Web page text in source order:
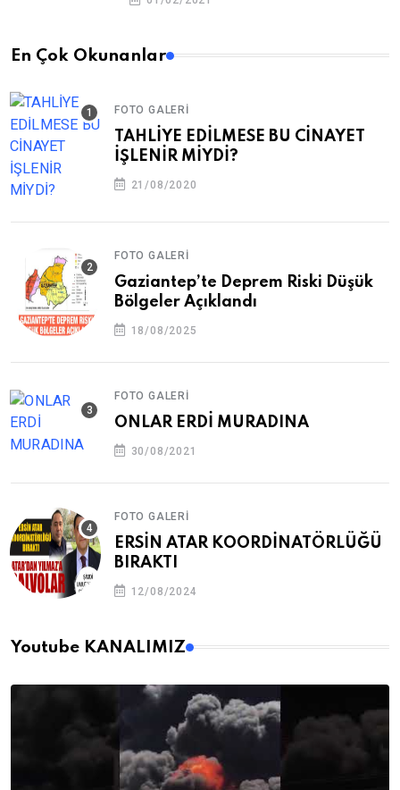
En Çok Okunanlar
FOTO GALERI
TAHLİYE EDİLMESE BU CİNAYET
İŞLENİR MİYDİ?
21/08/2020
FOTO GALERI
Gaziantep’te Deprem Riski Düşük
Bölgeler Açıklandı
18/08/2025
FOTO GALERI
ONLAR ERDİ MURADINA
30/08/2021
FOTO GALERI
ERSİN ATAR KOORDİNATÖRLÜĞÜ
BIRAKTI
12/08/2024
Youtube KANALIMIZ